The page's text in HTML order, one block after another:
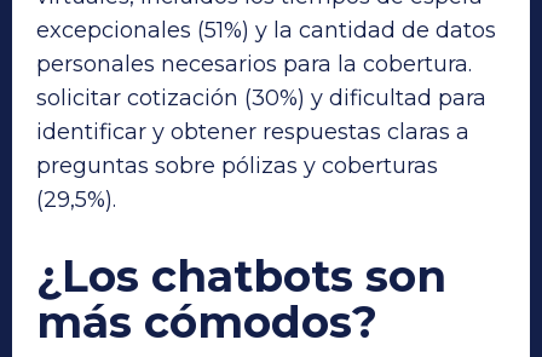
excepcionales (51%) y la cantidad de datos
personales necesarios para la cobertura.
solicitar cotización (30%) y dificultad para
identificar y obtener respuestas claras a
preguntas sobre pólizas y coberturas
(29,5%).
¿Los chatbots son
más cómodos?